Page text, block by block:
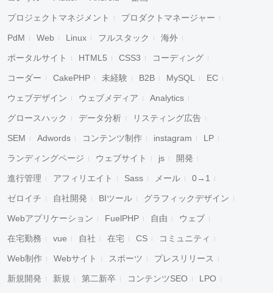
プロジェクトマネジメント プロダクトマネージャー
PdM Web Linux フルスタック 海外
ポータルサイト HTML5 CSS3 コーディング
コーダー CakePHP 未経験 B2B MySQL EC
ウェブデザイン ウェブメディア Analytics
グロースハック データ分析 リスティング広告
SEM Adwords コンテンツ制作 instagram LP
ランディングページ ウェブサイト js 開発
進行管理 アフィリエイト Sass メール 0→1
ゼロイチ 自社開発 BIツール グラフィックデザイン
Webアプリケーション FuelPHP 自由 ウェブ
在宅勤務 vue 自社 在宅 CS コミュニティ
Web制作 Webサイト スポーツ プレスリリース
新規開発 新規 第二新卒 コンテンツSEO LPO